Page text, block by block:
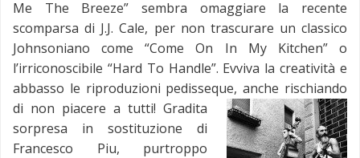
Me The Breeze” sembra omaggiare la recente
scomparsa di J.J. Cale, per non trascurare un classico
Johnsoniano come “Come On In My Kitchen” o
l’irriconoscibile “Hard To Handle”. Evviva la creatività e
abbasso le riproduzioni pedisseque, anche rischiando
di non piacere a tutti! Gradita
sorpresa in sostituzione di
Francesco Piu, purtroppo